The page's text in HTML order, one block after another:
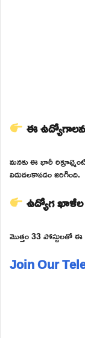
ఈ ఉద్యోగాలను
మనకు ఈ భారీ
విడుదలకావడం జరిగింది.
ఉద్యోగ
మొత్తం 33 పోస్టులతో
Join Our